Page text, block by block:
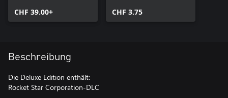
CHF 39.00+
CHF 3.75
Beschreibung
Die Deluxe Edition enthält:
Rocket Star Corporation-DLC